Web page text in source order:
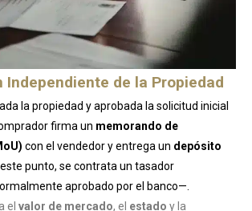
Independiente de la Propiedad
la propiedad y aprobada la solicitud inicial
firma un memorando de
con el vendedor y entrega un depósito
este punto, se contrata un tasador
aprobado por el banco—.
el valor de mercado, el estado y la